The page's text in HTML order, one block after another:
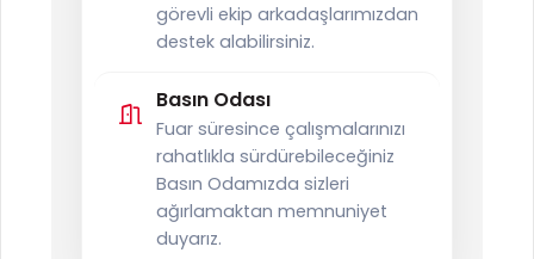
görevli ekip arkadaşlarımızdan
destek alabilirsiniz.
Basın Odası
Fuar süresince çalışmalarınızı
rahatlıkla sürdürebileceğiniz
Basın Odamızda sizleri
ağırlamaktan memnuniyet
duyarız.